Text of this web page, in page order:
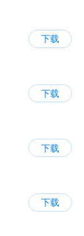
下载
下载
下载
下载